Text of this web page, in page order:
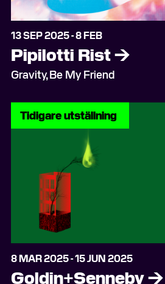
13 SEP 2025 - 8 FEB
Pipilotti Rist→
Gravity, Be My Friend
Tidigare utställning
8 MAR 2025 - 15 JUN 2025
Goldin+Senneby→